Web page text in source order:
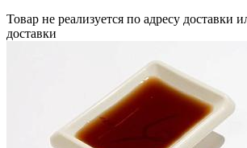
Товар не реализуется по адресу доставки
доставки